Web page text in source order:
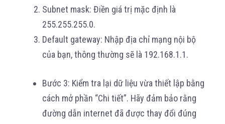
Subnet mask: Điền giá trị mặc định là
255.255.255.0.
Default gateway: Nhập địa chỉ mạng nội bộ
của bạn, thông thường sẽ là 192.168.1.1.
Bước 3: Kiểm tra lại dữ liệu vừa thiết lập bằng
cách mở phần “Chi tiết”. Hãy đảm bảo rằng
đường dẫn internet đã được thay đổi đúng